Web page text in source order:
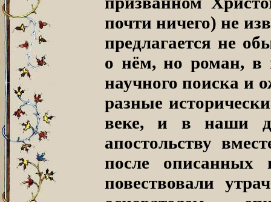
почти ничего) не
предлагается не
о нём, но роман, в
научного поиска и
разные
веке, и в наши
апостольству
после
повествовали